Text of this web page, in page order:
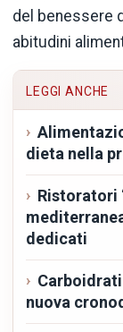
del benessere
abitudini
LEGGI ANCHE
dieta nella
Ristoratori
dedicati
nuova